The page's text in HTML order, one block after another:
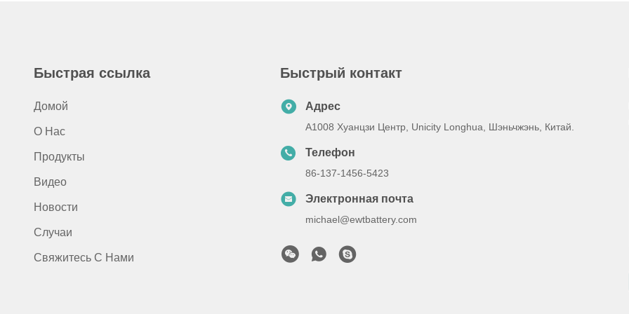
Быстрая ссылка
Домой
О Нас
Продукты
Видео
Новости
Случаи
Свяжитесь С Нами
Быстрый контакт
Адрес
A1008 Хуанцзи Центр, Unicity Longhua, Шэньчжэнь, Китай.
Телефон
86-137-1456-5423
Электронная почта
michael@ewtbattery.com